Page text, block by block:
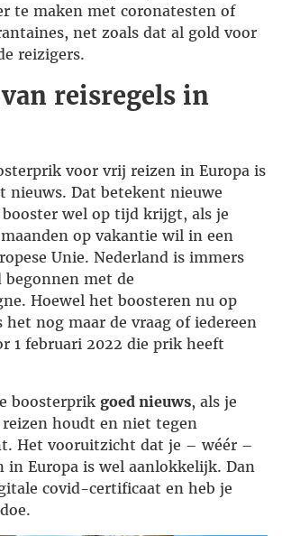
te maken met coronatesten of
net zoals dat al gold voor
reizigers.
reisregels in
voor vrij reizen in Europa is
nieuws. Dat betekent nieuwe
wel op tijd krijgt, als je
op vakantie wil in een
Unie. Nederland is immers
begonnen met de
Hoewel het boosteren nu op
nog maar de vraag of iedereen
1 februari 2022 die prik heeft
boosterprik goed nieuws, als je
houdt en niet tegen
Het vooruitzicht dat je – wéér –
Europa is wel aanlokkelijk. Dan
covid-certificaat en heb je